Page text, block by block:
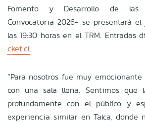
Fomento y Desarrollo de las
Convocatoria 2026- se presentará
las 19:30 horas en el TRM. Entradas
cket.cl.
“Para nosotros fue muy
con una sala llena. Sentimos que
profundamente con el público y
experiencia similar en Talca, donde